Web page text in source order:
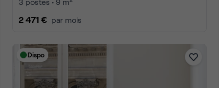
2 471 € par mois
Dispo